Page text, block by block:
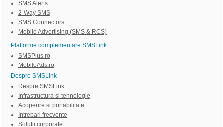
SMS Alerts
2-Way SMS
SMS Connectors
Mobile Advertising (SMS & RCS)
Platforme complementare SMSLink
SMSPlus.ro
MobileAds.ro
Despre SMSLink
Despre SMSLink
Infrastructura si tehnologie
Acoperire si portabilitate
Intrebari frecvente
Solutii corporate